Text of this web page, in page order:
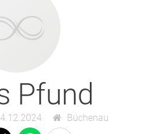
Pfund
Büchenau